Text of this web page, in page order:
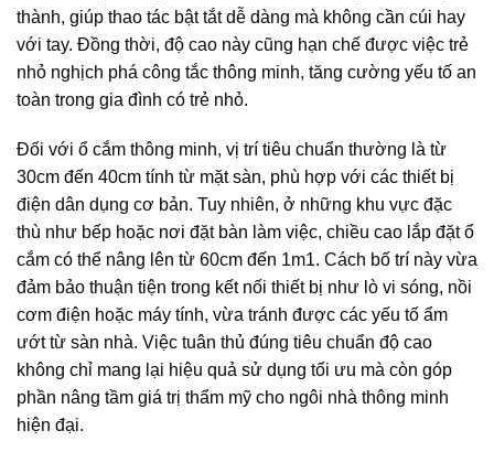
thành, giúp thao tác bật tắt dễ dàng mà không cần cúi hay
với tay. Đồng thời, độ cao này cũng hạn chế được việc trẻ
nhỏ nghịch phá công tắc thông minh, tăng cường yếu tố an
toàn trong gia đình có trẻ nhỏ.
Đối với ổ cắm thông minh, vị trí tiêu chuẩn thường là từ
30cm đến 40cm tính từ mặt sàn, phù hợp với các thiết bị
điện dân dụng cơ bản. Tuy nhiên, ở những khu vực đặc
thù như bếp hoặc nơi đặt bàn làm việc, chiều cao lắp đặt ổ
cắm có thể nâng lên từ 60cm đến 1m1. Cách bố trí này vừa
đảm bảo thuận tiện trong kết nối thiết bị như lò vi sóng, nồi
cơm điện hoặc máy tính, vừa tránh được các yếu tố ẩm
ướt từ sàn nhà. Việc tuân thủ đúng tiêu chuẩn độ cao
không chỉ mang lại hiệu quả sử dụng tối ưu mà còn góp
phần nâng tầm giá trị thẩm mỹ cho ngôi nhà thông minh
hiện đại.